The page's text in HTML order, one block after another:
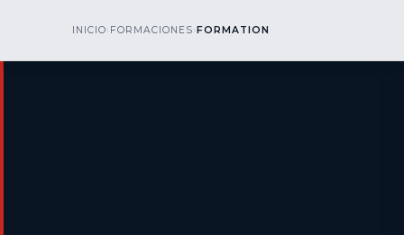
nos LLÁMENOS AOG 24/7
INICIO FORMACIONES FORMATION